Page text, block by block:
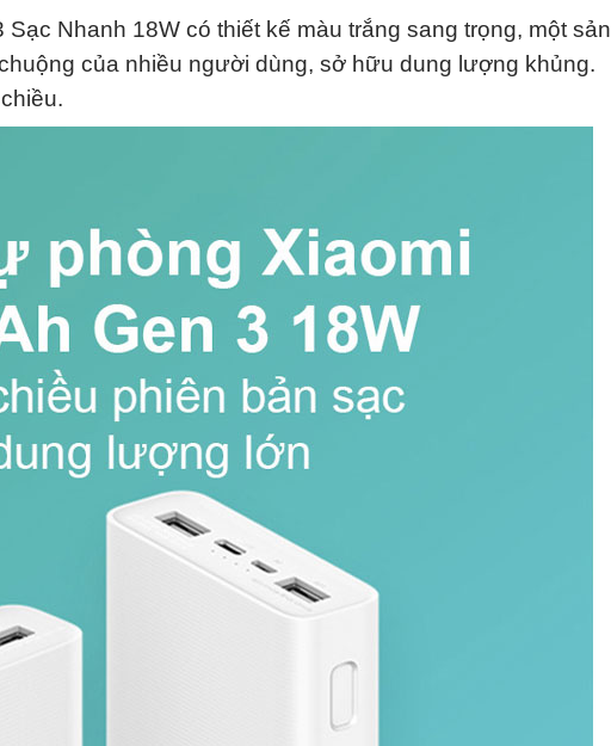
Nhanh 18W có thiết kế màu trắng sang trọng, một sản
của nhiều người dùng, sở hữu dung lượng khủng.